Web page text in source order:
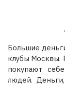
Большие
клубы Москвы.
покупают
людей.